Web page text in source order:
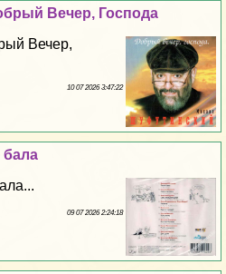
Вечер, Господа
Вечер,
10 07 2026 3:47:22
09 07 2026 2:24:18